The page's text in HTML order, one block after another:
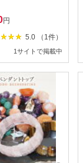
犬 散歩グッ
輪
円
5.0 （1件）
1サイトで掲載中